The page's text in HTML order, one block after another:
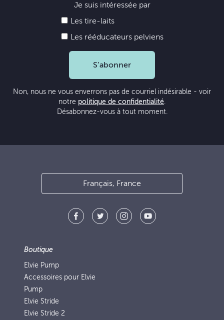
Je suis intéressée par
Les tire-laits
Les rééducateurs pelviens
S’abonner
Non, nous ne vous enverrons pas de courriel indésirable - voir
notre politique de confidentialité.
Désabonnez-vous à tout moment.
Français, France
Boutique
Elvie Pump
Accessoires pour Elvie
Pump
Elvie Stride
Elvie Stride 2